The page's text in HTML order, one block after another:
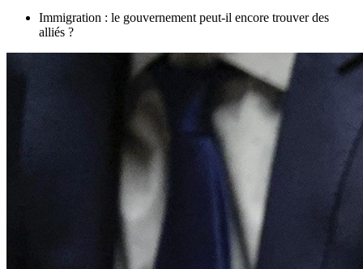
Immigration : le gouvernement peut-il encore trouver des
alliés ?